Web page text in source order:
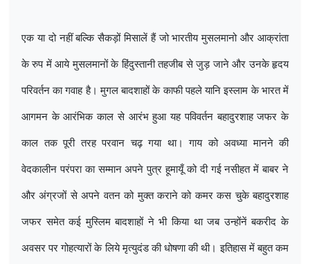
एक या दो नहीं बल्कि सैकड़ों मिसालें हैं जो भारतीय मुसलमानो और आक्रांता
के रुप में आये मुसलमानों के हिंदुस्तानी तहजीब से जुड़ जाने और उनके हृदय
परिवर्तन का गवाह है। मुगल बादशाहों के काफी पहले यानि इस्लाम के भारत में
आगमन के आरंभिक काल से आरंभ हुआ यह पविवर्तन बहादुरशाह जफर के
काल तक पूरी तरह परवान चढ़ गया था। गाय को अवध्या मानने की
वेदकालीन परंपरा का सम्मान अपने पुत्र हूमायूँ को दी गई नसीहत में बाबर ने
और अंग्रजों से अपने वतन को मुक्त कराने को कमर कस चुके बहादुरशाह
जफर समेत कई मुस्लिम बादशाहों ने भी किया था जब उन्होंनें बकरीद के
अवसर पर गोहत्यारों के लिये मृत्युदंड की धोषणा की थी। इतिहास में बहुत कम